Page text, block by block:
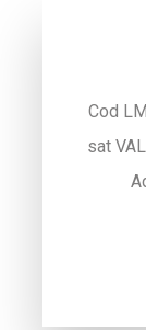
Cod
sat